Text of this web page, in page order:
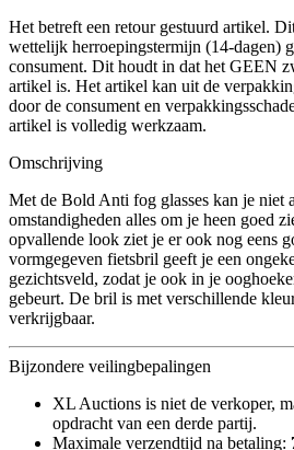
Het betreft een retour gestuurd artikel.
wettelijk herroepingstermijn (14-dagen)
consument. Dit houdt in dat het GEEN
artikel is. Het artikel kan uit de
door de consument en
artikel is volledig werkzaam.
Omschrijving
Met de Bold Anti fog glasses kan je niet
omstandigheden alles om je heen goed
opvallende look ziet je er ook nog eens
vormgegeven fietsbril geeft je een
gezichtsveld, zodat je ook in je
gebeurt. De bril is met verschillende
verkrijgbaar.
Bijzondere veilingbepalingen
XL Auctions is niet de verkoper,
opdracht van een derde partij.
Maximale verzendtijd na betaling: